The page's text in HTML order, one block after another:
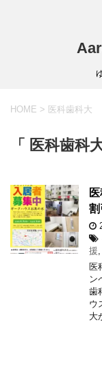
HOME > 医科歯科大
「 医科歯科
割
援
医
ン
歯
ウ
大